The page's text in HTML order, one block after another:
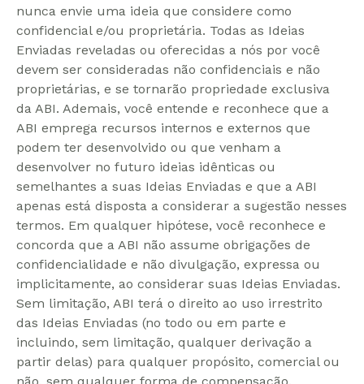
nunca envie uma ideia que considere como
confidencial e/ou proprietária. Todas as Ideias
Enviadas reveladas ou oferecidas a nós por você
devem ser consideradas não confidenciais e não
proprietárias, e se tornarão propriedade exclusiva
da ABI. Ademais, você entende e reconhece que a
ABI emprega recursos internos e externos que
podem ter desenvolvido ou que venham a
desenvolver no futuro ideias idênticas ou
semelhantes a suas Ideias Enviadas e que a ABI
apenas está disposta a considerar a sugestão nesses
termos. Em qualquer hipótese, você reconhece e
concorda que a ABI não assume obrigações de
confidencialidade e não divulgação, expressa ou
implicitamente, ao considerar suas Ideias Enviadas.
Sem limitação, ABI terá o direito ao uso irrestrito
das Ideias Enviadas (no todo ou em parte e
incluindo, sem limitação, qualquer derivação a
partir delas) para qualquer propósito, comercial ou